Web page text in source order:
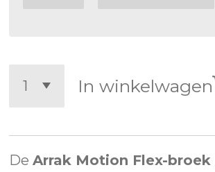
In winkelwagen
De Arrak Motion Flex-broek